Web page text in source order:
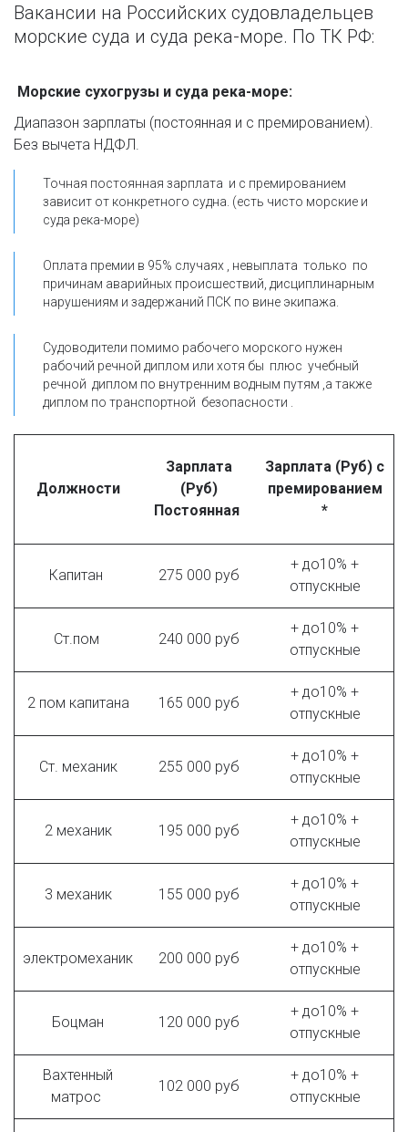
Вакансии на Российских судовладельцев
морские суда и суда река-море. По ТК РФ:
Морские сухогрузы и суда река-море:
Диапазон зарплаты (постоянная и с премированием).
Без вычета НДФЛ.
Точная постоянная зарплата  и с премированием
зависит от конкретного судна. (есть чисто морские и
суда река-море)
Оплата премии в 95% случаях , невыплата  только  по
причинам аварийных происшествий, дисциплинарным
нарушениям и задержаний ПСК по вине экипажа.
Судоводители помимо рабочего морского нужен
рабочий речной диплом или хотя бы  плюс  учебный
речной  диплом по внутренним водным путям ,а также
диплом по транспортной  безопасности .
Должности
Зарплата
(Руб)
Постоянная
Зарплата (Руб) с
премированием
*
Капитан 275 000 руб
+ до10% +
отпускные
Ст.пом 240 000 руб
+ до10% +
отпускные
2 пом капитана 165 000 руб
+ до10% +
отпускные
Ст. механик 255 000 руб
+ до10% +
отпускные
2 механик 195 000 руб
+ до10% +
отпускные
3 механик 155 000 руб
+ до10% +
отпускные
электромеханик 200 000 руб
+ до10% +
отпускные
Боцман 120 000 руб
+ до10% +
отпускные
Вахтенный
матрос
102 000 руб
+ до10% +
отпускные